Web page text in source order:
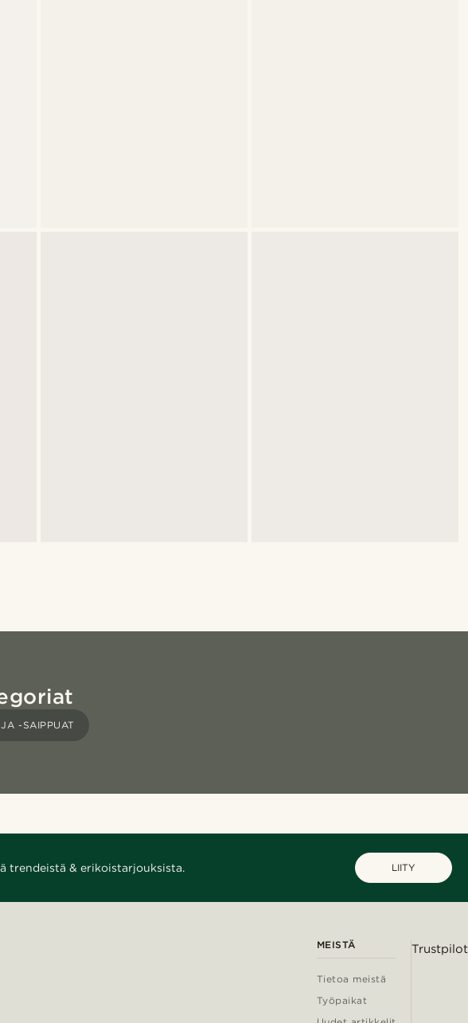
-SAIPPUAT
trendeistä & erikoistarjouksista. LIITY
MEISTÄ
Tietoa meistä
Työpaikat
Trustpilot